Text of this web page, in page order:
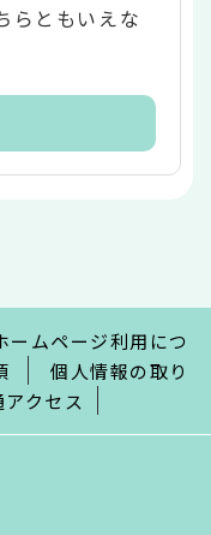
らともいえな
ームページ利用につ
個人情報の取り
アクセス